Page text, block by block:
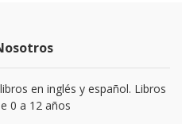
en inglés y español. Libros
0 a 12 años